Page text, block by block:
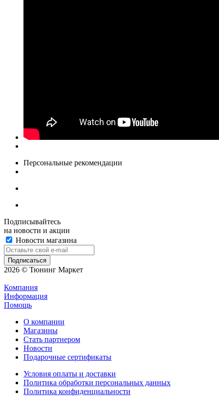
Персональные рекомендации
Подписывайтесь
на новости и акции
Новости магазина
2026 © Тюнинг Маркет
Компания
Информация
Помощь
О компании
Магазины
Стать партнером
Новости
Подарочные сертификаты
Условия оплаты и доставки
Политика обработки персональных данных
Политика конфиденциальности